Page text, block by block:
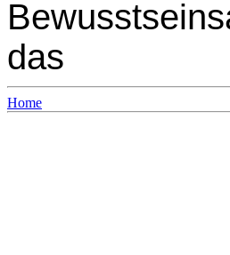
das
Home